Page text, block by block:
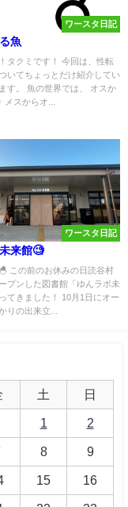
ワースタ日記
魚
タクミです！ 今回は、性転
いてちょっとだけ紹介してい
す。 魚の世界では、 オスか
スからオ...
ワースタ日記
来館🧐
この前のお休みの日読谷村
プンした図書館「ゆんラボ未
てきました！ 10月1日にオー
りの出来立...
土 日
1 2
8 9
15 16